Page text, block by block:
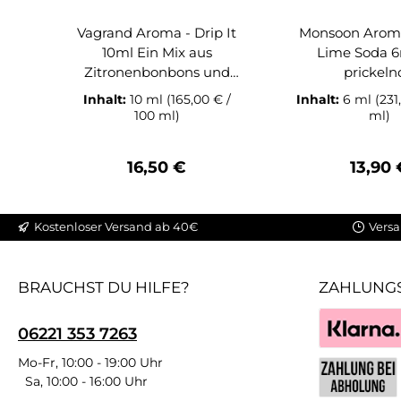
Vagrand Aroma - Drip It
10ml Ein Mix aus
Zitronenbonbons und
Kühle. Lieferumfang: 1x
Vagrand Aroma - Drip It
Inhalt: 10 ml (165,00 € /
100 ml)
Regulärer Preis:
16,50 €
Monsoon
Lime Soda
Inhalt:6 ml
ml)
13,90
Kostenloser Versand ab 40€
BRAUCHST DU HILFE?
06221 353 7263
Mo-Fr, 10:00 - 19:00 Uhr
Sa, 10:00 - 16:00 Uhr
Klarna